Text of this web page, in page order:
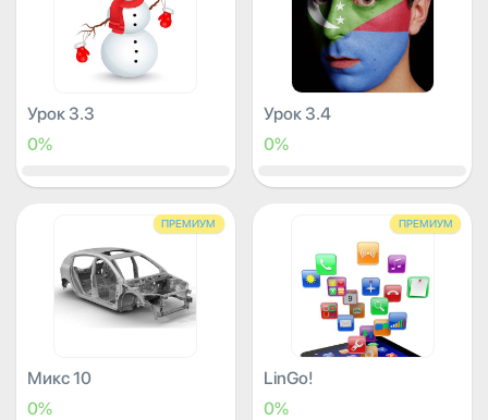
Урок 3.3
0%
Урок 3.4
0%
ПРЕМИУМ
Микс 10
0%
ПРЕМИУМ
LinGo!
0%